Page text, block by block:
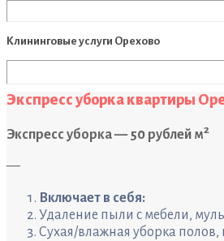
Клининговые услуги Орехово
Экспресс уборка квартиры
Экспресс уборка — 50 рублей м2
—
Включает в себя:
Удаление пыли с мебели,
Сухая/влажная уборка полов,